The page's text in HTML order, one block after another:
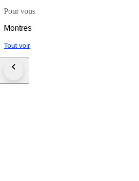
Pour vous
Montres
Tout voir